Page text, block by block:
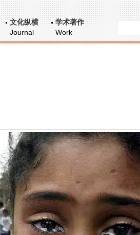
文化纵横
Journal
学术著作
Work